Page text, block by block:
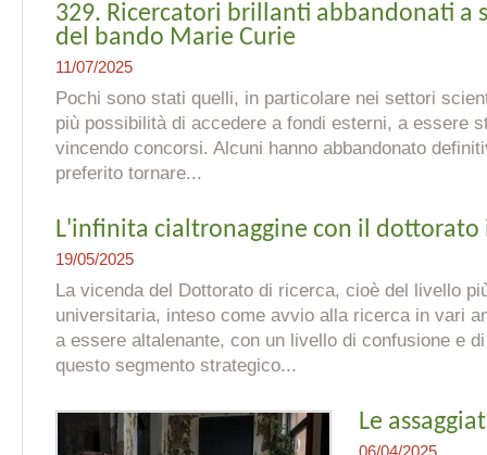
329. Ricercatori brillanti abbandonati a
del bando Marie Curie
11/07/2025
Pochi sono stati quelli, in particolare nei settori
più possibilità di accedere a fondi esterni, a essere
vincendo concorsi. Alcuni hanno abbandonato
preferito tornare...
L'infinita cialtronaggine con il dottorato
19/05/2025
La vicenda del Dottorato di ricerca, cioè del livello
universitaria, inteso come avvio alla ricerca in vari
a essere altalenante, con un livello di confusione e
questo segmento strategico...
Le
06/04/2025